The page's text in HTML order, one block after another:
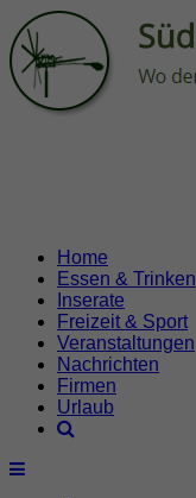
Home
Essen & Trinken
Inserate
Freizeit & Sport
Veranstaltungen
Nachrichten
Firmen
Urlaub